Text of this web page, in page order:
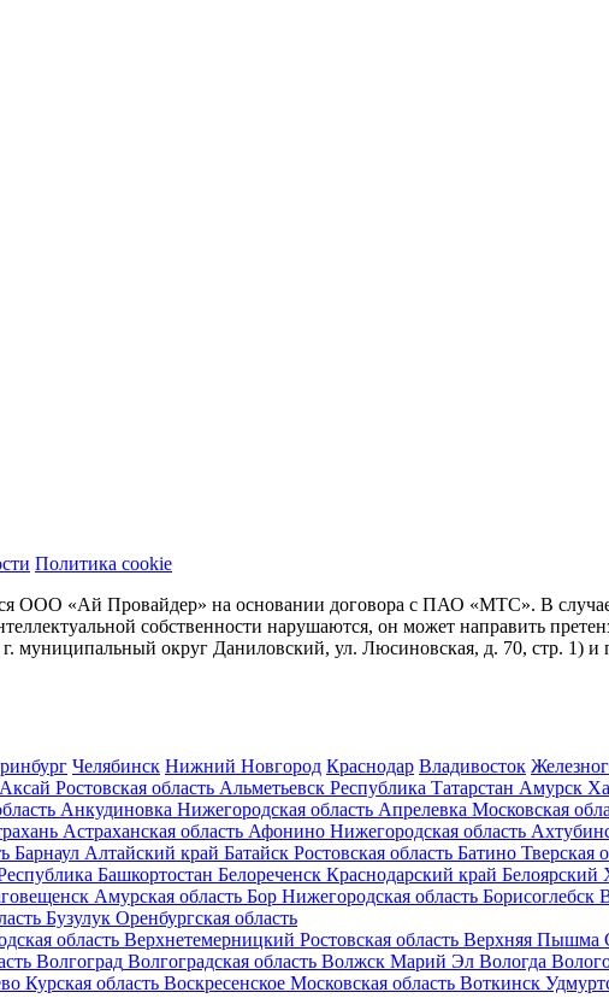
Политика cookie
ООО «Ай Провайдер» на основании договора с ПАО «МТС». В
собственности нарушаются, он может направить
муниципальный округ Даниловский, ул. Люсиновская, д. 70, стр. 1) и
Челябинск Нижний Новгород Краснодар Владивосток
Аксай Ростовская область Альметьевск Республика Татарстан Амурск
Анкудиновка Нижегородская область Апрелевка Московская
Астраханская область Афонино Нижегородская область
Барнаул Алтайский край Батайск Ростовская область Батино Тверская
Башкортостан Белореченск Краснодарский край Белоярский
Амурская область Бор Нижегородская область Борисоглебск
Бузулук Оренбургская область
область Верхнетемерницкий Ростовская область Верхняя Пышма
Волгоград Волгоградская область Волжск Марий Эл Вологда
Курская область Воскресенское Московская область Воткинск